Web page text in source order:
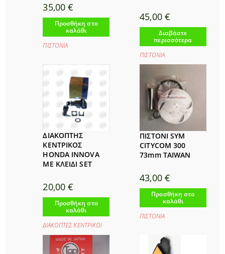
35,00€
Προσθήκη στο
καλάθι
ΠΙΣΤΟΝΙΑ
45,00 €
Διαβάστε
περισσότερα
ΠΙΣΤΟΝΙΑ
ΔΙΑΚΟΠΤΗΣ
ΚΕΝΤΡΙΚΟΣ
HONDA INNOVA
ΜΕ ΚΛΕΙΔΙ SET
20,00€
Προσθήκη στο
καλάθι
ΔΙΑΚΟΠΤΕΣ ΚΕΝΤΡΙΚΟΙ
ΠΙΣΤΟΝΙ SYM
CITYCOM 300
73mm TAIWAN
43,00 €
Προσθήκη στο
καλάθι
ΠΙΣΤΟΝΙΑ